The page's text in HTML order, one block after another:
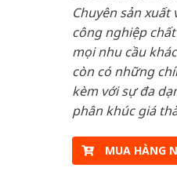
Chuyên sản
công nghiệp
mọi nhu cầu
còn có những
kèm với sự đa
phân khúc giá
MUA HÀNG